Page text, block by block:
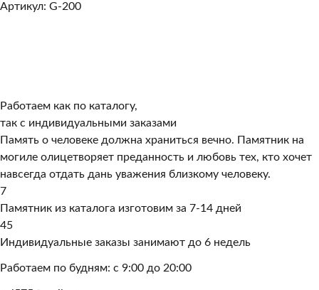
Артикул: G-200
Работаем как по каталогу,
так с индивидуальными заказами
Память о человеке должна храниться вечно. Памятник на
могиле олицетворяет преданность и любовь тех, кто хочет
навсегда отдать дань уважения близкому человеку.
7
Памятник из каталога изготовим за 7-14 дней
45
Индивидуальные заказы занимают до 6 недель
Работаем по будням: с 9:00 до 20:00